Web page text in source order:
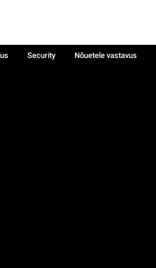
Security Nõuetele vastavus